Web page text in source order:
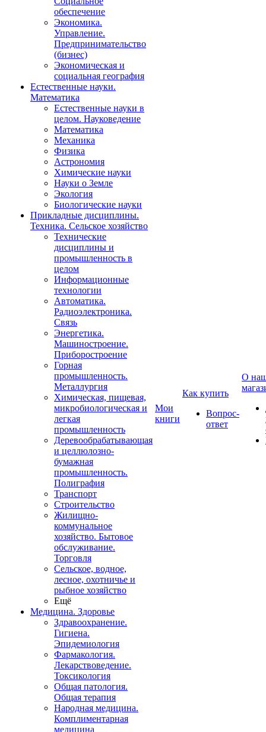
обеспечение
Экономика.
Управление.
Предпринимательство
(бизнес)
Экономическая и
социальная география
Естественные науки.
Математика
Естественные науки в
целом. Науковедение
Математика
Механика
Физика
Астрономия
Химические науки
Науки о Земле
Экология
Биологические науки
Прикладные дисциплины.
Техника. Сельское хозяйство
Технические
дисциплины и
промышленность в
целом
Информационные
технологии
Автоматика.
Радиоэлектроника.
Связь
Энергетика.
Машиностроение.
Приборостроение
Горная
промышленность.
Металлургия
Химическая, пищевая,
микробиологическая и
легкая
промышленность
Деревообрабатывающая
и целлюлозно-
бумажная
промышленность.
Полиграфия
Транспорт
Строительство
Жилищно-
коммунальное
хозяйство. Бытовое
обслуживание.
Торговля
Сельское, водное,
лесное, охотничье и
рыбное хозяйство
Ещё
Медицина. Здоровье
Здравоохранение.
Гигиена.
Эпидемиология
Фармакология.
Лекарствоведение.
Токсикология
Общая патология.
Общая терапия
Народная медицина.
Комплиментарная
медицина
Мои
книги
Как купить
Вопрос-
ответ
О